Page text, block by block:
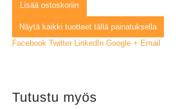
Lisää ostoskoriin
Näytä kaikki tuotteet tällä painatuksella
Facebook Twitter LinkedIn Google + Email
Tutustu myös